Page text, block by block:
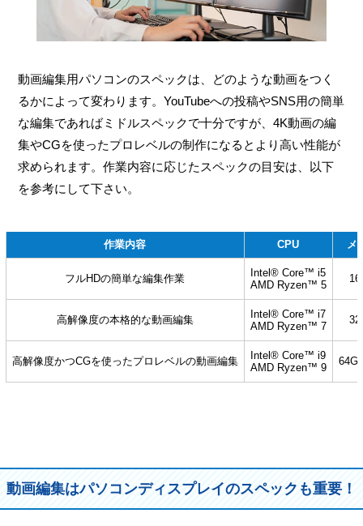
動画編集用パソコンのスペックは、どのような動画をつく
るかによって変わります。YouTubeへの投稿やSNS用の簡単
な編集であればミドルスペックで十分ですが、4K動画の編
集やCGを使ったプロレベルの制作になるとより高い性能が
求められます。作業内容に応じたスペックの目安は、以下
を参考にして下さい。
作業内容 CPU メ
フルHDの簡単な編集作業
Intel® Core™ i5
AMD Ryzen™ 5
高解像度の本格的な動画編集
Intel® Core™ i7
AMD Ryzen™ 7
高解像度かつCGを使ったプロレベルの動画編集
Intel® Core™ i9
AMD Ryzen™ 9
動画編集はパソコンディスプレイのスペックも重要！